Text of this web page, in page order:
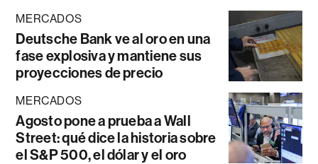
MERCADOS
Deutsche Bank ve al oro en una
fase explosiva y mantiene sus
proyecciones de precio
MERCADOS
Agosto pone a prueba a Wall
Street: qué dice la historia sobre
el S&P 500, el dólar y el oro